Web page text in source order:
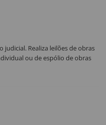
judicial. Realiza leilões de obras
ou de espólio de obras